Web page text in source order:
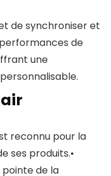
de synchroniser et
de
une
reconnu pour la
ses produits.•
pointe de la